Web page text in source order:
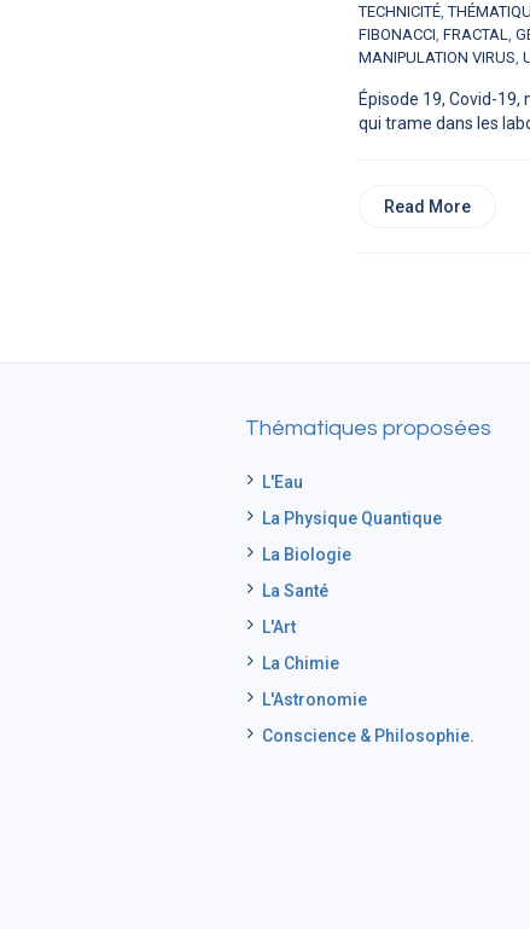
TECHNICITÉ,
FIBONACCI, FRACTAL,
MANIPULATION VIRUS,
Épisode 19, Covid-
qui trame dans les
Read More
Thématiques proposées
L'Eau
La Physique Quantique
La Biologie
La Santé
L'Art
La Chimie
L'Astronomie
Conscience & Philosophie.